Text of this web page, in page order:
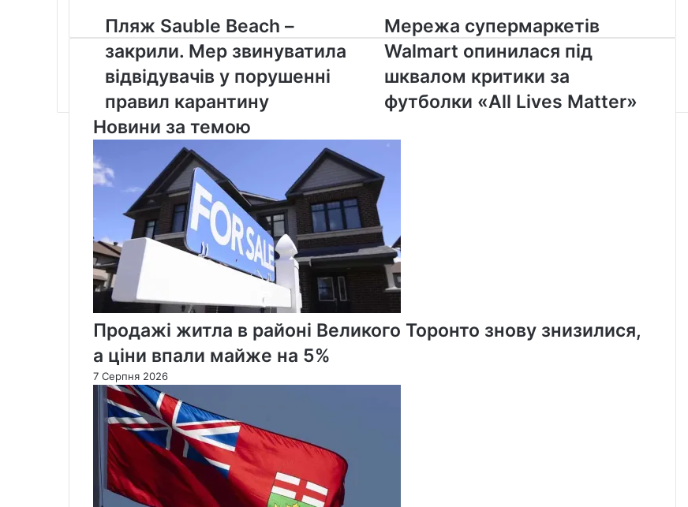
Пляж
Sauble
Beach
–
закрили.
Мер
звинуватила
відвідувачів
порушенні
правил
карантину
Пляж Sauble Beach –
закрили. Мер звинуватила
відвідувачів у порушенні
правил карантину
Мережа
супермаркетів
Walmart
опинилася
під
шквалом
Lives
Мережа супермаркетів
Walmart опинилася під
шквалом критики за
футболки «All Lives Matter»
Новини за темою
Продажі житла в районі Великого Торонто знову знизилися,
а ціни впали майже на 5%
7 Серпня 2026